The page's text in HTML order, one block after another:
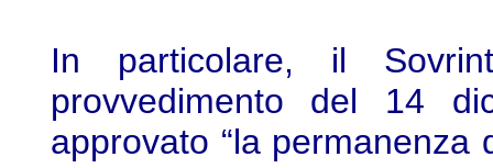
In particolare, il
provvedimento del 14
approvato “la